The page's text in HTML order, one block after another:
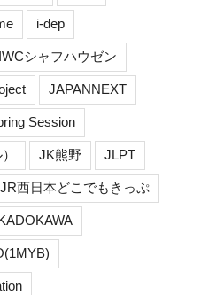
i-dep
IWCシャフハウゼン
JAPANNEXT
Session
JK熊野 JLPT
JR西日本どこでもきっぷ